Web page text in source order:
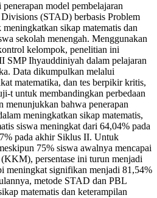
model pembelajaran
(STAD) berbasis Problem
sikap matematis dan
sekolah menengah. Menggunakan
kelompok, penelitian ini
SMP Ihyauddiniyah dalam pelajaran
Data dikumpulkan melalui
matematika, dan tes berpikir kritis,
t untuk membandingkan perbedaan
menunjukkan bahwa penerapan
meningkatkan sikap matematis,
siswa meningkat dari 64,04% pada
pada akhir Siklus II. Untuk
75% siswa awalnya mencapai
persentase ini turun menjadi
meningkat signifikan menjadi 81,54%
metode STAD dan PBL
matematis dan keterampilan